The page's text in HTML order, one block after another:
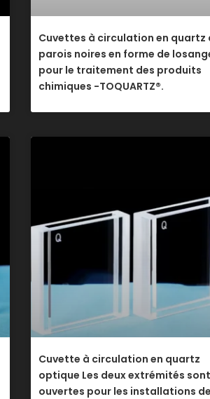
Cuvettes à circulation en quartz
parois noires en forme de
pour le traitement des produits
chimiques -TOQUARTZ®.
Cuvette à circulation en quartz
optique Les deux extrémités sont
ouvertes pour les installations de